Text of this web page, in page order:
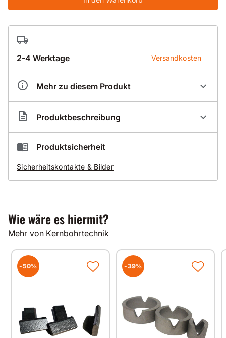
2-4 Werktage Versandkosten
Mehr zu diesem Produkt
Artikelnummer BR200024
Produktbeschreibung
Durch Eigenfertigung der Bohrkronenrohre
auch für alle Überlängen
Produktsicherheit
Sicherheitskontakte & Bilder
Wie wäre es hiermit?
Mehr von Kernbohrtechnik
-50% -39%